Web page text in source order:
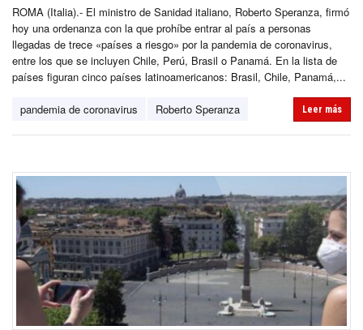
ROMA (Italia).- El ministro de Sanidad italiano, Roberto Speranza, firmó
hoy una ordenanza con la que prohíbe entrar al país a personas
llegadas de trece «países a riesgo» por la pandemia de coronavirus,
entre los que se incluyen Chile, Perú, Brasil o Panamá. En la lista de
países figuran cinco países latinoamericanos: Brasil, Chile, Panamá,...
pandemia de coronavirus Roberto Speranza Leer más